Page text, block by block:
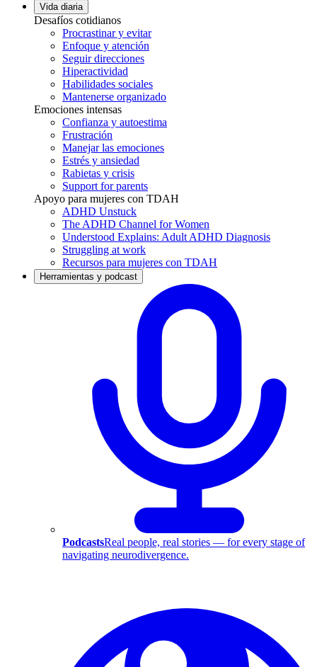
Vida diaria
Desafíos cotidianos
Procrastinar y evitar
Enfoque y atención
Seguir direcciones
Hiperactividad
Habilidades sociales
Mantenerse organizado
Emociones intensas
Confianza y autoestima
Frustración
Manejar las emociones
Estrés y ansiedad
Rabietas y crisis
Support for parents
Apoyo para mujeres con TDAH
ADHD Unstuck
The ADHD Channel for Women
Understood Explains: Adult ADHD Diagnosis
Struggling at work
Recursos para mujeres con TDAH
Herramientas y podcast
PodcastsReal people, real stories — for every stage of
navigating neurodivergence.